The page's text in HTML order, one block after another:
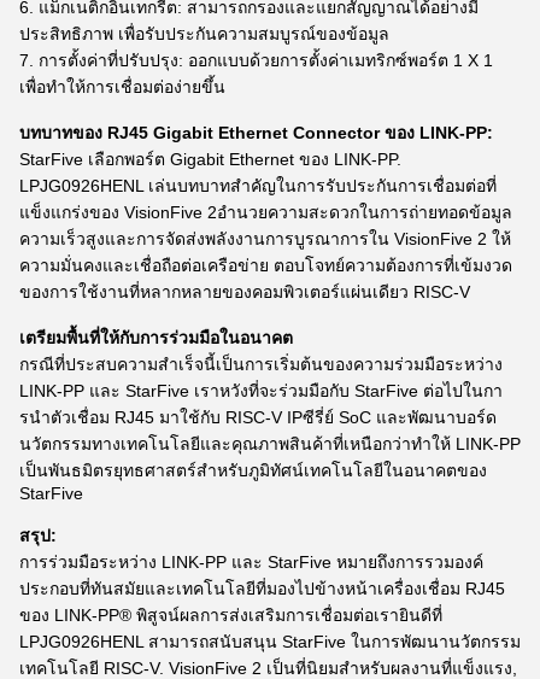
6. แม็กเนติกอินเทกรีต: สามารถกรองและแยกสัญญาณได้อย่างมี
ประสิทธิภาพ เพื่อรับประกันความสมบูรณ์ของข้อมูล
7. การตั้งค่าที่ปรับปรุง: ออกแบบด้วยการตั้งค่าเมทริกซ์พอร์ต 1 X 1
เพื่อทําให้การเชื่อมต่อง่ายขึ้น
บทบาทของ RJ45 Gigabit Ethernet Connector ของ LINK-PP:
StarFive เลือกพอร์ต Gigabit Ethernet ของ LINK-PP.
LPJG0926HENL เล่นบทบาทสําคัญในการรับประกันการเชื่อมต่อที่
แข็งแกร่งของ VisionFive 2อํานวยความสะดวกในการถ่ายทอดข้อมูล
ความเร็วสูงและการจัดส่งพลังงานการบูรณาการใน VisionFive 2 ให้
ความมั่นคงและเชื่อถือต่อเครือข่าย ตอบโจทย์ความต้องการที่เข้มงวด
ของการใช้งานที่หลากหลายของคอมพิวเตอร์แผ่นเดียว RISC-V
เตรียมพื้นที่ให้กับการร่วมมือในอนาคต
กรณีที่ประสบความสําเร็จนี้เป็นการเริ่มต้นของความร่วมมือระหว่าง
LINK-PP และ StarFive เราหวังที่จะร่วมมือกับ StarFive ต่อไปในกา
รนําตัวเชื่อม RJ45 มาใช้กับ RISC-V IPซีรี่ย์ SoC และพัฒนาบอร์ด
นวัตกรรมทางเทคโนโลยีและคุณภาพสินค้าที่เหนือกว่าทําให้ LINK-PP
เป็นพันธมิตรยุทธศาสตร์สําหรับภูมิทัศน์เทคโนโลยีในอนาคตของ
StarFive
สรุป:
การร่วมมือระหว่าง LINK-PP และ StarFive หมายถึงการรวมองค์
ประกอบที่ทันสมัยและเทคโนโลยีที่มองไปข้างหน้าเครื่องเชื่อม RJ45
ของ LINK-PP® พิสูจน์ผลการส่งเสริมการเชื่อมต่อเรายินดีที่
LPJG0926HENL สามารถสนับสนุน StarFive ในการพัฒนานวัตกรรม
เทคโนโลยี RISC-V. VisionFive 2 เป็นที่นิยมสําหรับผลงานที่แข็งแรง,